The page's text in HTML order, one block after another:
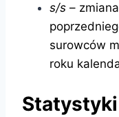
s/s –
surowców
roku
Statystyki